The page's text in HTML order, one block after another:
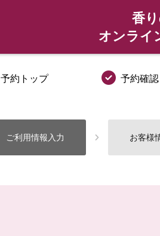
香
オンライ
予約トップ 予約確
ご利用情報入力 お客様